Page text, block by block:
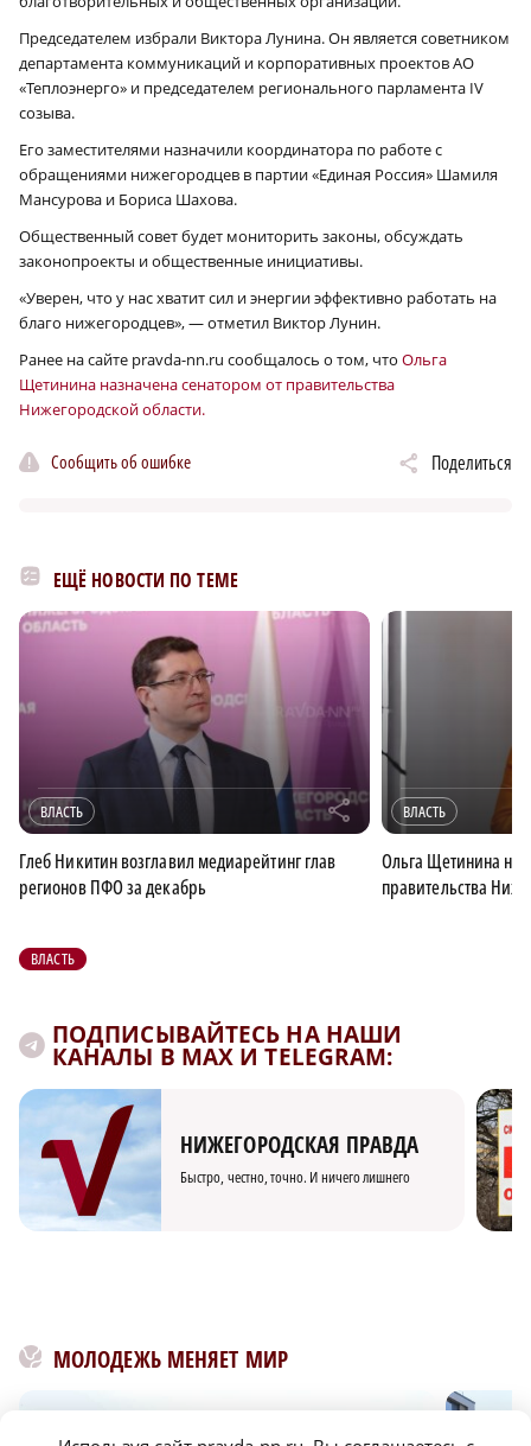
Председателем избрали Виктора Лунина. Он является советником
департамента коммуникаций и корпоративных проектов АО
«Теплоэнерго» и председателем регионального парламента IV
созыва.
Его заместителями назначили координатора по работе с
обращениями нижегородцев в партии «Единая Россия» Шамиля
Мансурова и Бориса Шахова.
Общественный совет будет мониторить законы, обсуждать
законопроекты и общественные инициативы.
«Уверен, что у нас хватит сил и энергии эффективно работать на
благо нижегородцев», — отметил Виктор Лунин.
Ранее на сайте pravda-nn.ru сообщалось о том, что Ольга
Щетинина назначена сенатором от правительства
Нижегородской области.
Сообщить об ошибке Поделиться
ЕЩЁ НОВОСТИ ПО ТЕМЕ
ВЛАСТЬ r
Глеб Никитин возглавил медиарейтинг глав
регионов ПФО за декабрь
ВЛАСТЬ
Ольга Щетинина
правительства
ВЛАСТЬ
ПОДПИСЫВАЙТЕСЬ НА НАШИ
КАНАЛЫ В MAX И TELEGRAM:
НИЖЕГОРОДСКАЯ ПРАВДА
Быстро, честно, точно. И ничего лишнего
МОЛОДЕЖЬ МЕНЯЕТ МИР